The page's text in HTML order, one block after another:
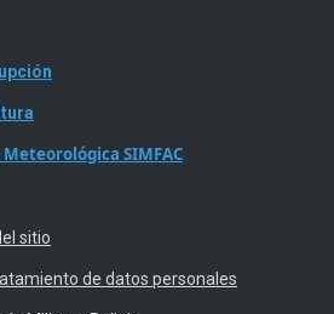
SIMFAC
sitio
de datos personales